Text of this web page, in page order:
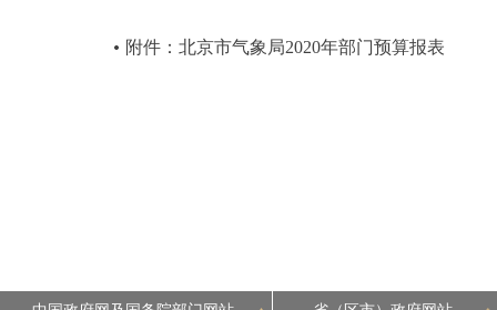
附件：北京市气象局2020年部门预算报表